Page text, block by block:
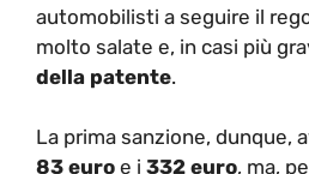
automobilisti a seguire il
molto salate e, in casi più
della patente.
La prima sanzione, dunque,
83 euro e i 332 euro, ma,